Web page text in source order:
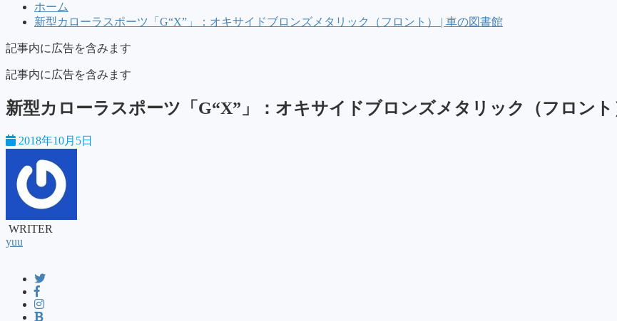
ホーム
新型カローラスポーツ「G“X”」：オキサイドブロンズメタリック（フロント） | 車の図書館
記事内に広告を含みます
記事内に広告を含みます
新型カローラスポーツ「G“X”」：オキサイドブロンズメタリック（フロント
2018年10月5日
WRITER
yuu